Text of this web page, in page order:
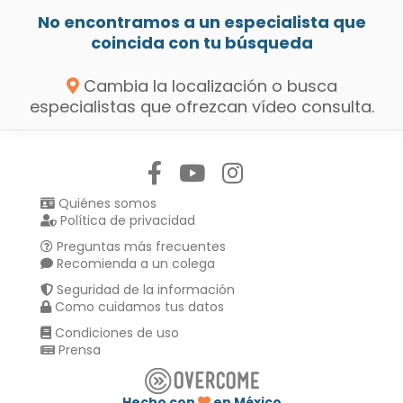
No encontramos a un especialista que
coincida con tu búsqueda
Cambia la localización o busca
especialistas que ofrezcan vídeo consulta.
Quiénes somos
Política de privacidad
Preguntas más frecuentes
Recomienda a un colega
Seguridad de la información
Como cuidamos tus datos
Condiciones de uso
Prensa